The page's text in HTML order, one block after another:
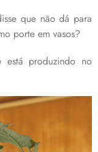
que não dá para
porte em vasos?
produzindo no